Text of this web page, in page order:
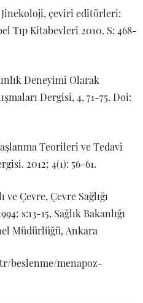
Jinekoloji, çeviri editörleri:
Tıp Kitabevleri 2010. S: 468-
Deneyimi Olarak
Dergisi, 4, 71-75. Doi:
Teorileri ve Tedavi
2012; 4(1): 56-61.
Çevre, Çevre Sağlığı
s:13-15, Sağlık Bakanlığı
Müdürlüğü, Ankara
beslenme/menapoz-